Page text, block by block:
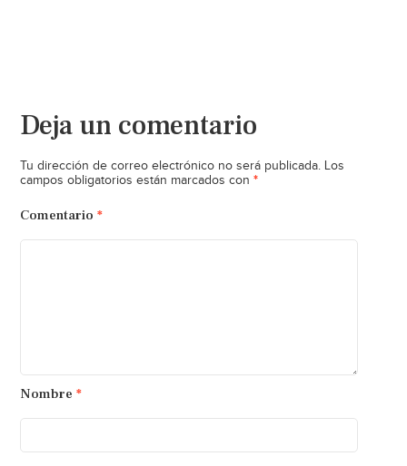
Deja un comentario
Tu dirección de correo electrónico no será publicada. Los
campos obligatorios están marcados con *
Comentario *
Nombre *